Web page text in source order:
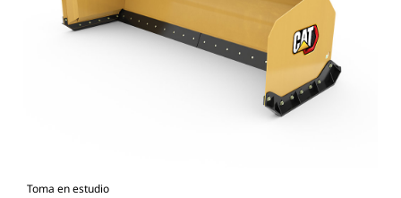
Toma en estudio